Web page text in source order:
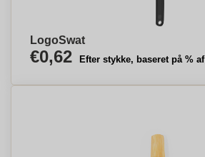
LogoSwat
€0,62 Efter stykke, baseret på %